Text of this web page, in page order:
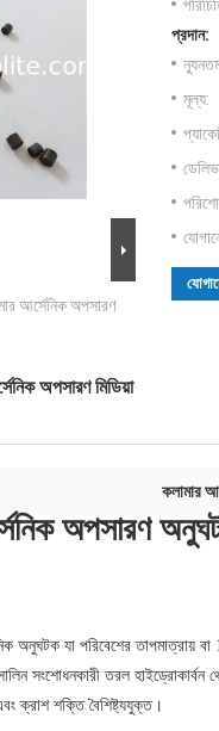
আর্সেনিক অপসারণ
প্রদান:
ন্যূনতম
মূল্য:
অপসারণ মিডিয়া
কলামার
অপসারণ
অনুঘটক যা পরিবেশের তাপমাত্রায়
সংশোধনকারী তরল
ক্রাশ শক্তি বৈশিষ্ট্যযুক্ত।